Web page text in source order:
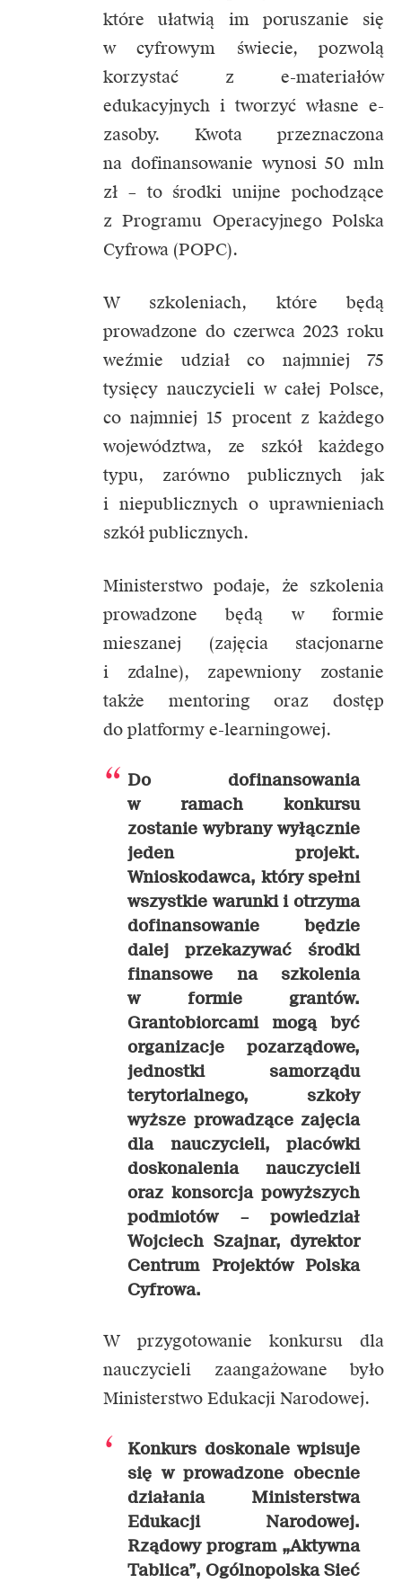
które ułatwią im poruszanie się
w cyfrowym świecie, pozwolą
korzystać z e-materiałów
edukacyjnych i tworzyć własne e-
zasoby. Kwota przeznaczona
na dofinansowanie wynosi 50 mln
zł – to środki unijne pochodzące
z Programu Operacyjnego Polska
Cyfrowa (POPC).
W szkoleniach, które będą
prowadzone do czerwca 2023 roku
weźmie udział co najmniej 75
tysięcy nauczycieli w całej Polsce,
co najmniej 15 procent z każdego
województwa, ze szkół każdego
typu, zarówno publicznych jak
i niepublicznych o uprawnieniach
szkół publicznych.
Ministerstwo podaje, że szkolenia
prowadzone będą w formie
mieszanej (zajęcia stacjonarne
i zdalne), zapewniony zostanie
także mentoring oraz dostęp
do platformy e-learningowej.
Do dofinansowania
w ramach konkursu
zostanie wybrany wyłącznie
jeden projekt.
Wnioskodawca, który spełni
wszystkie warunki i otrzyma
dofinansowanie będzie
dalej przekazywać środki
finansowe na szkolenia
w formie grantów.
Grantobiorcami mogą być
organizacje pozarządowe,
jednostki samorządu
terytorialnego, szkoły
wyższe prowadzące zajęcia
dla nauczycieli, placówki
doskonalenia nauczycieli
oraz konsorcja powyższych
podmiotów – powiedział
Wojciech Szajnar, dyrektor
Centrum Projektów Polska
Cyfrowa.
W przygotowanie konkursu dla
nauczycieli zaangażowane było
Ministerstwo Edukacji Narodowej.
Konkurs doskonale wpisuje
się w prowadzone obecnie
działania Ministerstwa
Edukacji Narodowej.
Rządowy program „Aktywna
Tablica”, Ogólnopolska Sieć